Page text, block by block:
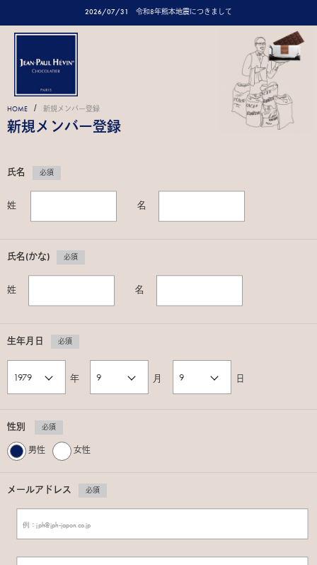
2026/07/31 令和8年熊本地震につきまして
HOME / 新規メンバー登録
新規メンバー登録
氏名 必須
姓 名
氏名(かな) 必須
姓 名
生年月日 必須
年 月 日
性別 必須
男性 女性
メールアドレス 必須